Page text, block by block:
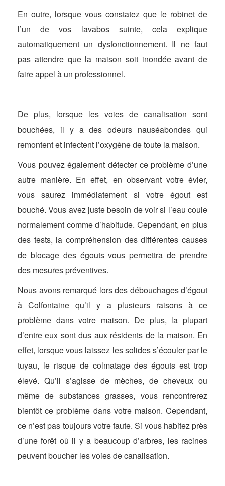
En outre, lorsque vous constatez que le robinet de
l’un de vos lavabos suinte, cela explique
automatiquement un dysfonctionnement. Il ne faut
pas attendre que la maison soit inondée avant de
faire appel à un professionnel.
De plus, lorsque les voies de canalisation sont
bouchées, il y a des odeurs nauséabondes qui
remontent et infectent l’oxygène de toute la maison.
Vous pouvez également détecter ce problème d’une
autre manière. En effet, en observant votre évier,
vous saurez immédiatement si votre égout est
bouché. Vous avez juste besoin de voir si l’eau coule
normalement comme d’habitude. Cependant, en plus
des tests, la compréhension des différentes causes
de blocage des égouts vous permettra de prendre
des mesures préventives.
Nous avons remarqué lors des débouchages d’égout
à Colfontaine qu’il y a plusieurs raisons à ce
problème dans votre maison. De plus, la plupart
d’entre eux sont dus aux résidents de la maison. En
effet, lorsque vous laissez les solides s’écouler par le
tuyau, le risque de colmatage des égouts est trop
élevé. Qu’il s’agisse de mèches, de cheveux ou
même de substances grasses, vous rencontrerez
bientôt ce problème dans votre maison. Cependant,
ce n’est pas toujours votre faute. Si vous habitez près
d’une forêt où il y a beaucoup d’arbres, les racines
peuvent boucher les voies de canalisation.